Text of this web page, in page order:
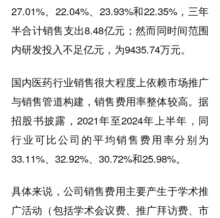
27.01%、22.04%、23.93%和22.35%，三年
半合计销售支出8.48亿元；然而同时间范围
内研发投入不足亿元，为9435.74万元。
国内医药行业销售很大程度上依赖市场推广
与销售管道构建，销售费用率整体较高。据
招股书披露，2021年至2024年上半年，同
行业可比公司的平均销售费用率分别为
33.11%、32.92%、30.72%和25.98%。
具体来说，公司销售费用主要产生于学术推
广活动（包括学术会议费、推广拜访费、市